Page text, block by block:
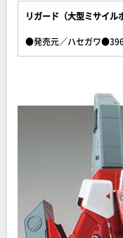
リガード（大型ミサイル
●発売元／ハセガワ